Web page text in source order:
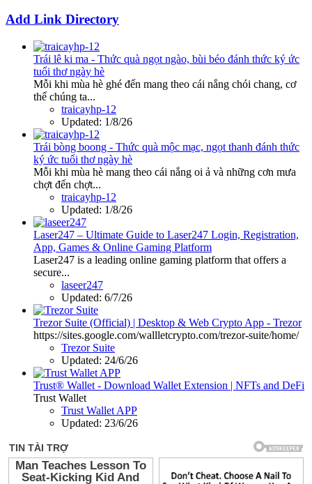
Add Link Directory
Trái lê ki ma - Thức quà ngọt ngào, bùi béo đánh thức ký ức
tuổi thơ ngày hè
Mỗi khi mùa hè ghé đến mang theo cái nắng chói chang, cơ
thể chúng ta...
traicayhp-12
Updated: 1/8/26
Trái bòng boong - Thức quà mộc mạc, ngọt thanh đánh thức
ký ức tuổi thơ ngày hè
Mỗi khi mùa hè mang theo cái nắng oi ả và những cơn mưa
chợt đến chợt...
traicayhp-12
Updated: 1/8/26
Laser247 – Ultimate Guide to Laser247 Login, Registration,
App, Games & Online Gaming Platform
Laser247 is a leading online gaming platform that offers a
secure...
laseer247
Updated: 6/7/26
Trezor Suite (Official) | Desktop & Web Crypto App - Trezor
https://sites.google.com/wallletcrypto.com/trezor-suite/home/
Trezor Suite
Updated: 24/6/26
Trust® Wallet - Download Wallet Extension | NFTs and DeFi
Trust Wallet
Trust Wallet APP
Updated: 23/6/26